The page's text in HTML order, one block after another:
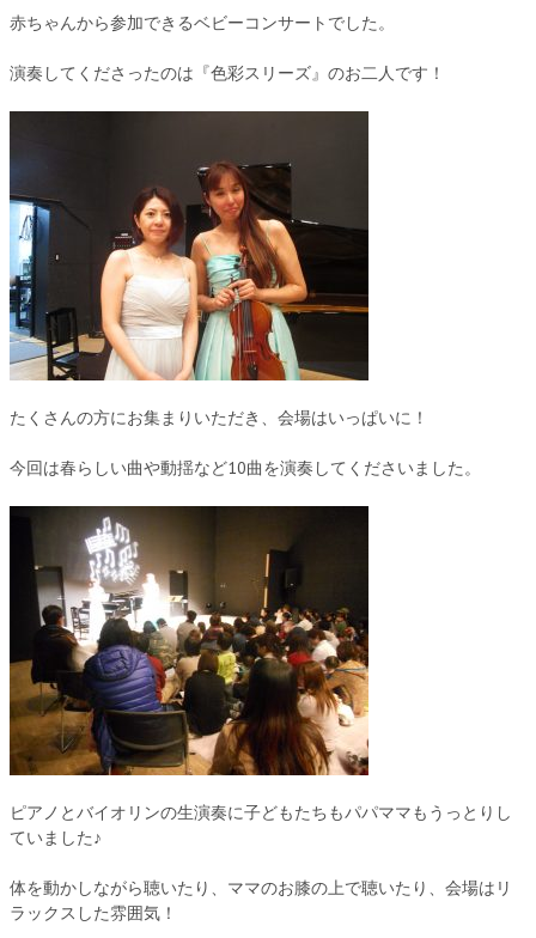
赤ちゃんから参加できるベビーコンサートでした。
演奏してくださったのは『色彩スリーズ』のお二人です！
たくさんの方にお集まりいただき、会場はいっぱいに！
今回は春らしい曲や動揺など10曲を演奏してくださいました。
ピアノとバイオリンの生演奏に子どもたちもパパママもうっとりし
ていました♪
体を動かしながら聴いたり、ママのお膝の上で聴いたり、会場はリ
ラックスした雰囲気！